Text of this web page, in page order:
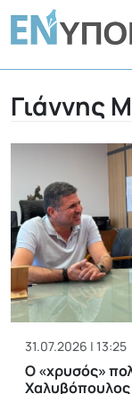
Γιάννης
31.07.2026 | 13:25
Ο «χρυσός»
Χαλυβόπουλος